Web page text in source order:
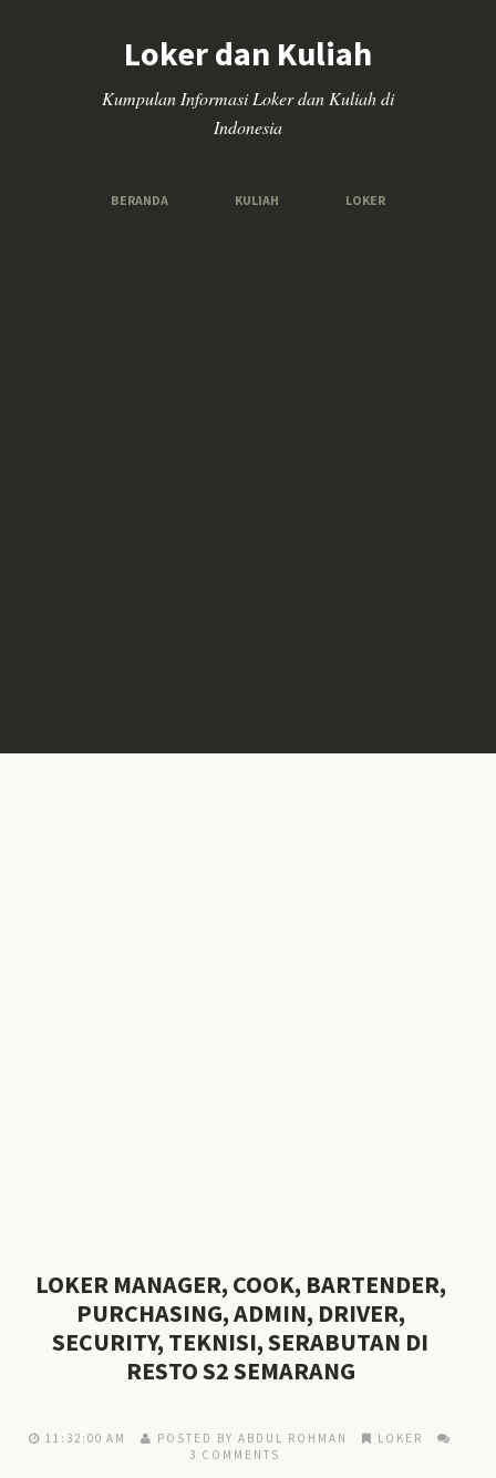
Loker dan Kuliah
Kumpulan Informasi Loker dan Kuliah di
Indonesia
BERANDA KULIAH LOKER
LOKER MANAGER, COOK, BARTENDER,
PURCHASING, ADMIN, DRIVER,
SECURITY, TEKNISI, SERABUTAN DI
RESTO S2 SEMARANG
11:32:00 AM POSTED BY ABDUL ROHMAN
LOKER
3 COMMENTS